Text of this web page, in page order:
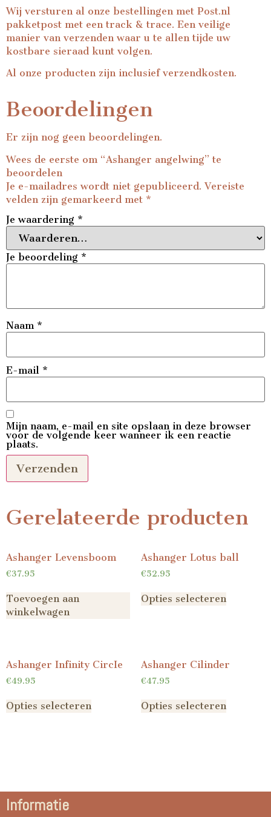
Wij versturen al onze bestellingen met Post.nl
pakketpost met een track & trace. Een veilige
manier van verzenden waar u te allen tijde uw
kostbare sieraad kunt volgen.
Al onze producten zijn inclusief verzendkosten.
Beoordelingen
Er zijn nog geen beoordelingen.
Wees de eerste om “Ashanger angelwing” te
beoordelen
Je e-mailadres wordt niet gepubliceerd. Vereiste
velden zijn gemarkeerd met *
Je waardering *
Je beoordeling *
Naam *
E-mail *
Mijn naam, e-mail en site opslaan in deze browser
voor de volgende keer wanneer ik een reactie
plaats.
Gerelateerde producten
Ashanger Levensboom
€37.95
Toevoegen aan
winkelwagen
Ashanger Lotus ball
€52.95
Opties selecteren
Ashanger Infinity CircIe
€49.95
Opties selecteren
Ashanger Cilinder
€47.95
Opties selecteren
Informatie